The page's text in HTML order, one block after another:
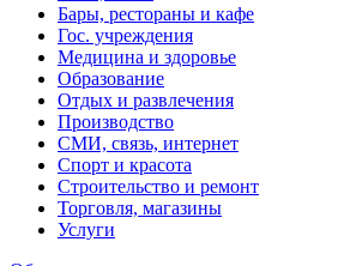
Бары, рестораны и кафе
Гос. учреждения
Медицина и здоровье
Образование
Отдых и развлечения
Производство
СМИ, связь, интернет
Спорт и красота
Строительство и ремонт
Торговля, магазины
Услуги